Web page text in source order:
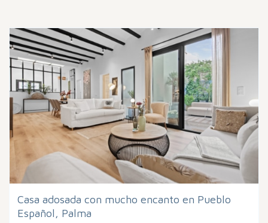
Casa adosada con mucho encanto en Pueblo
Español, Palma